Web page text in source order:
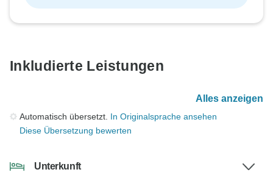
Inkludierte Leistungen
Alles anzeigen
Automatisch übersetzt. In Originalsprache ansehen
Diese Übersetzung bewerten
Unterkunft